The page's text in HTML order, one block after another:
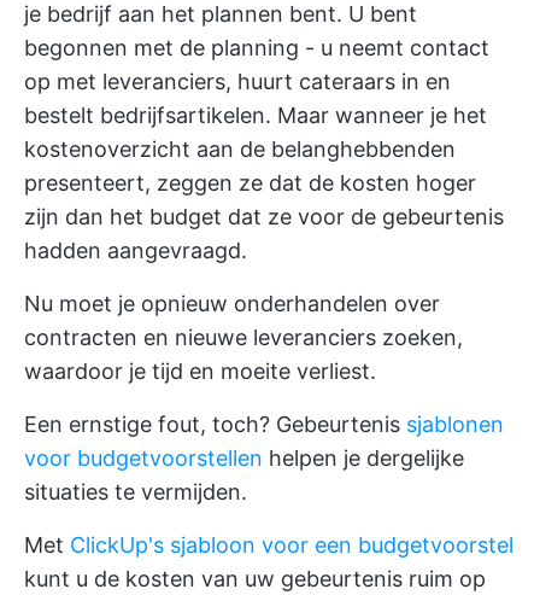
je bedrijf aan het plannen bent. U bent
begonnen met de planning - u neemt contact
op met leveranciers, huurt cateraars in en
bestelt bedrijfsartikelen. Maar wanneer je het
kostenoverzicht aan de belanghebbenden
presenteert, zeggen ze dat de kosten hoger
zijn dan het budget dat ze voor de gebeurtenis
hadden aangevraagd.
Nu moet je opnieuw onderhandelen over
contracten en nieuwe leveranciers zoeken,
waardoor je tijd en moeite verliest.
Een ernstige fout, toch? Gebeurtenis sjablonen
voor budgetvoorstellen helpen je dergelijke
situaties te vermijden.
Met ClickUp's sjabloon voor een budgetvoorstel
kunt u de kosten van uw gebeurtenis ruim op